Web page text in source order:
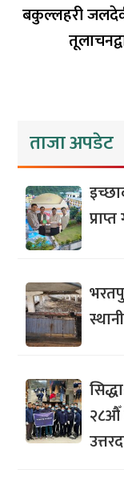
बकुल्लहरी
ताजा अपडेट
२८औँ